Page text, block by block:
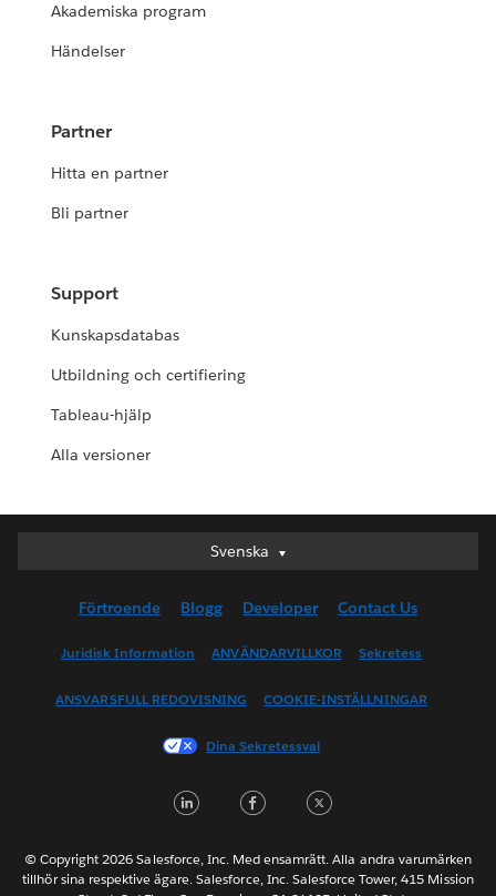
Akademiska program
Händelser
Partner
Hitta en partner
Bli partner
Support
Kunskapsdatabas
Utbildning och certifiering
Tableau-hjälp
Alla versioner
Svenska
Svenska
English (UK)
English (US)
Français (Canada)
Français (France)
日本語
Nederlands
Português
Förtroende Blogg Developer Contact Us
Juridisk Information ANVÄNDARVILLKOR Sekretess
ANSVARSFULL REDOVISNING COOKIE-INSTÄLLNINGAR
Dina Sekretessval
LinkedInFacebook
© Copyright 2026 Salesforce, Inc. Med ensamrätt. Alla andra varumärken
tillhör sina respektive ägare. Salesforce, Inc. Salesforce Tower, 415 Mission